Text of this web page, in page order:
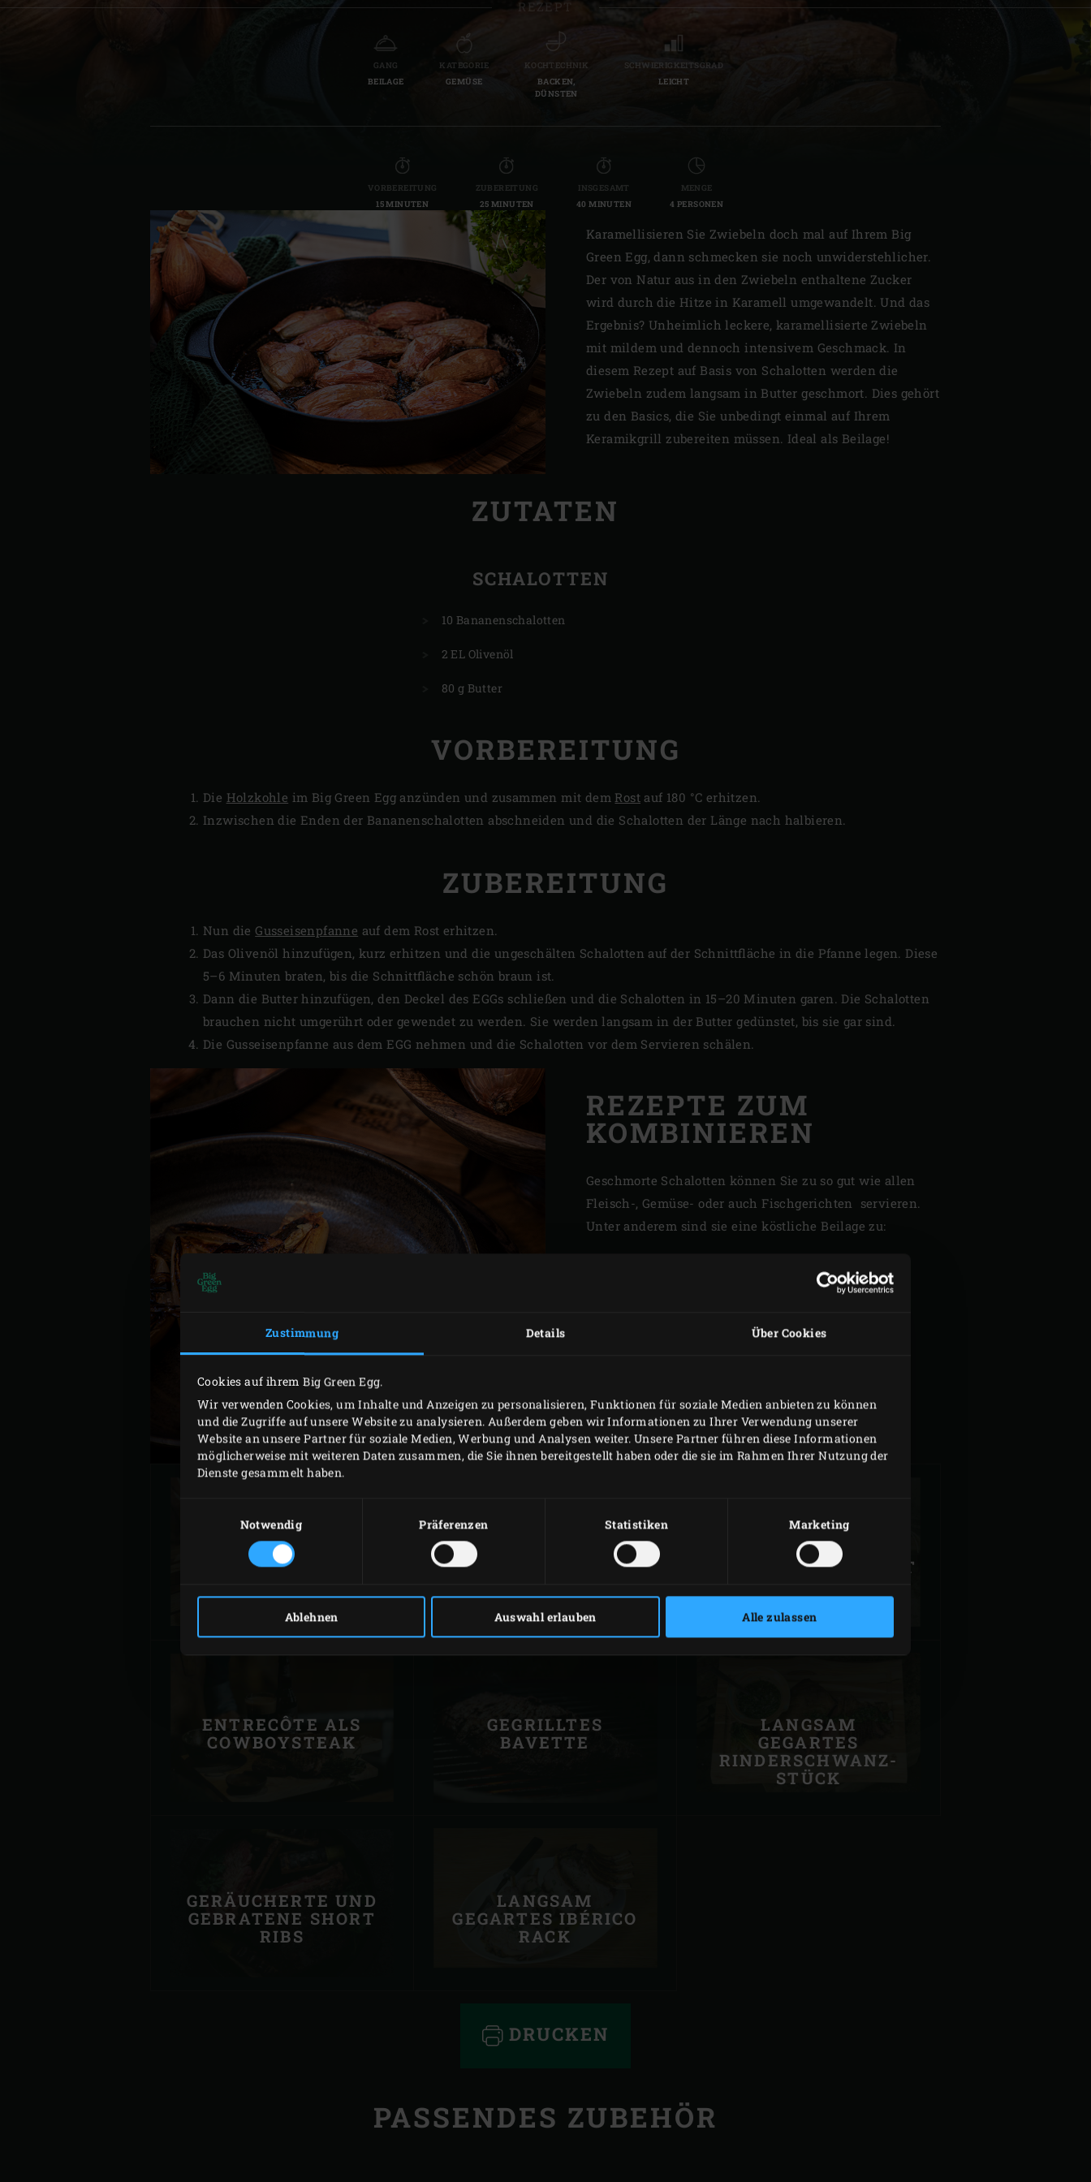
Zustimmung Details Über Cookies
Cookies auf ihrem Big Green Egg.
Wir verwenden Cookies, um Inhalte und Anzeigen zu personalisieren, Funktionen für soziale Medien anbieten zu können
und die Zugriffe auf unsere Website zu analysieren. Außerdem geben wir Informationen zu Ihrer Verwendung unserer
Website an unsere Partner für soziale Medien, Werbung und Analysen weiter. Unsere Partner führen diese Informationen
möglicherweise mit weiteren Daten zusammen, die Sie ihnen bereitgestellt haben oder die sie im Rahmen Ihrer Nutzung der
Dienste gesammelt haben.
Notwendig
Präferenzen Statistiken Marketing
Ablehnen Auswahl erlauben Alle zulassen
France | France
Hungary | Magyarország
Spain | España
Switzerland (French) | Schweiz (Français)
Switzerland | Schweiz
REZEPT
GANG
BEILAGE
KATEGORIE
GEMÜSE
KOCHTECHNIK
BACKEN,
DÜNSTEN
SCHWIERIGKEITSGRAD
LEICHT
VORBEREITUNG
15 MINUTEN
ZUBEREITUNG
25 MINUTEN
INSGESAMT
40 MINUTEN
MENGE
4 PERSONEN
Karamellisieren Sie Zwiebeln doch mal auf Ihrem Big
Green Egg, dann schmecken sie noch unwiderstehlicher.
Der von Natur aus in den Zwiebeln enthaltene Zucker
wird durch die Hitze in Karamell umgewandelt. Und das
Ergebnis? Unheimlich leckere, karamellisierte Zwiebeln
mit mildem und dennoch intensivem Geschmack. In
diesem Rezept auf Basis von Schalotten werden die
Zwiebeln zudem langsam in Butter geschmort. Dies gehört
zu den Basics, die Sie unbedingt einmal auf Ihrem
Keramikgrill zubereiten müssen. Ideal als Beilage!
ZUTATEN
SCHALOTTEN
10 Bananenschalotten
2 EL Olivenöl
80 g Butter
VORBEREITUNG
Die Holzkohle im Big Green Egg anzünden und zusammen mit dem Rost auf 180 °C erhitzen.
Inzwischen die Enden der Bananenschalotten abschneiden und die Schalotten der Länge nach halbieren.
ZUBEREITUNG
Nun die Gusseisenpfanne auf dem Rost erhitzen.
Das Olivenöl hinzufügen, kurz erhitzen und die ungeschälten Schalotten auf der Schnittfläche in die Pfanne legen. Diese
5–6 Minuten braten, bis die Schnittfläche schön braun ist.
Dann die Butter hinzufügen, den Deckel des EGGs schließen und die Schalotten in 15–20 Minuten garen. Die Schalotten
brauchen nicht umgerührt oder gewendet zu werden. Sie werden langsam in der Butter gedünstet, bis sie gar sind.
Die Gusseisenpfanne aus dem EGG nehmen und die Schalotten vor dem Servieren schälen.
REZEPTE ZUM
KOMBINIEREN
Geschmorte Schalotten können Sie zu so gut wie allen
Fleisch-, Gemüse- oder auch Fischgerichten servieren.
Unter anderem sind sie eine köstliche Beilage zu:
GEGRILLTES
KALBSENTRECOTE
TOURNEDOS MIT
GEGRILLTES
SCHWEINEKOTELETT
ENTRECÔTE ALS
COWBOYSTEAK
GEGRILLTES
BAVETTE
LANGSAM
GEGARTES
RINDERSCHWANZ-
STÜCK
GERÄUCHERTE UND
GEBRATENE SHORT
RIBS
LANGSAM
GEGARTES IBÉRICO
RACK
DRUCKEN
PASSENDES ZUBEHÖR